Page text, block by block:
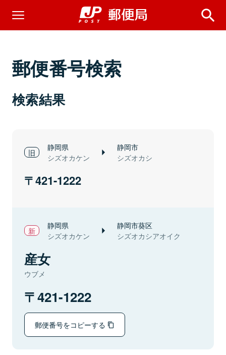
郵便番号検索
検索結果
静岡県
シズオカケン
静岡市
シズオカシ
421-1222
静岡県
シズオカケン
静岡市葵区
シズオカシアオイク
産女
ウブメ
421-1222
郵便番号をコピーする